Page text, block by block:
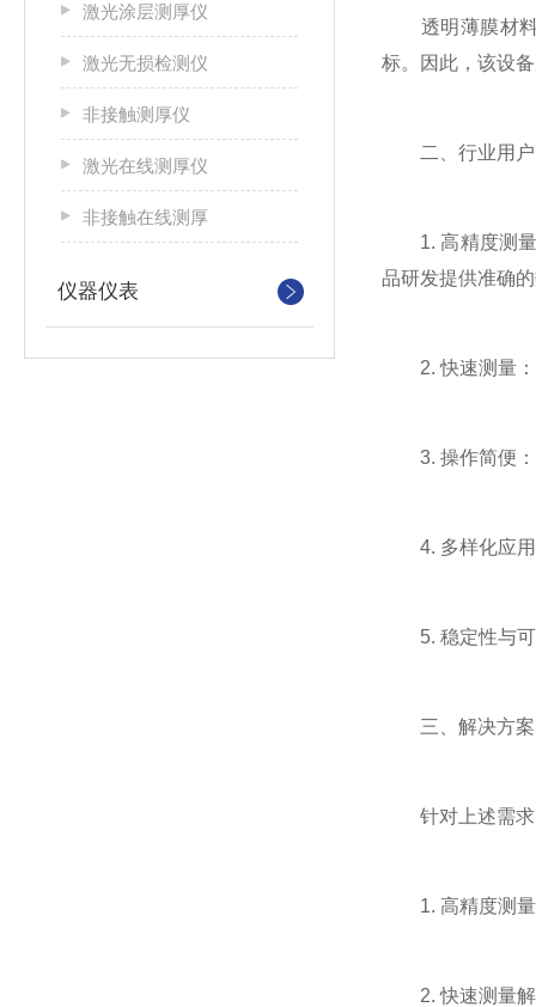
激光涂层测厚仪
激光无损检测仪
非接触测厚仪
激光在线测厚仪
非接触在线测厚
仪器仪表
透明薄膜材料
标。因此，该设
二、行业用户
1. 高精度测量
品研发提供准确
2. 快速测量：
3. 操作简便：
4. 多样化应用
5. 稳定性与可
三、解决方案
针对上述需求
1. 高精度测量
2. 快速测量解